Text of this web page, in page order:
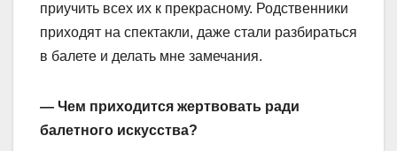
приучить всех их к прекрасному. Родственники
приходят на спектакли, даже стали разбираться
в балете и делать мне замечания.
— Чем приходится жертвовать ради
балетного искусства?